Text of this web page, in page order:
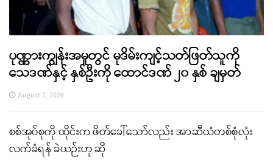
ပုဏ္ဏားကျွန်းအမှုတွင် မုဒိမ်းကျင့်သတ်ဖြတ်သူကို
သေဒဏ်နှင့် နှစ်ဦးကို ထောင်ဒဏ် ၂၀ နှစ် ချမှတ်
August 7, 2026
စစ်အုပ်စုကို ထိုင်းက ဖိတ်ခေါ်သော်လည်း အာဆီယံတစ်စုံလုံး
လက်ခံရန် ခဲယဉ်းဟု ဆို